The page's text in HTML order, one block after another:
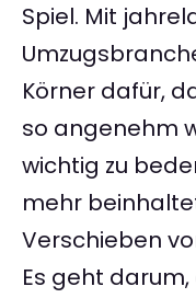
Spiel. Mit
Körner dafür,
so angenehm
wichtig zu
mehr
Verschieben
Es geht